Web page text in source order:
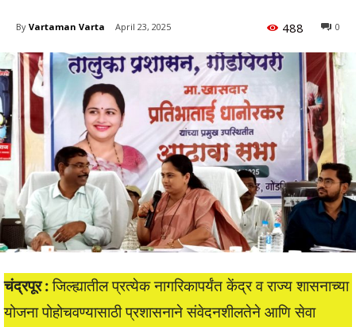
By Vartaman Varta April 23, 2025 0
488
चंद्रपूर :जिल्ह्यातील प्रत्येक नागरिकापर्यंत केंद्र व राज्य शासनाच्या
योजना पोहोचवण्यासाठी प्रशासनाने संवेदनशीलतेने आणि सेवा